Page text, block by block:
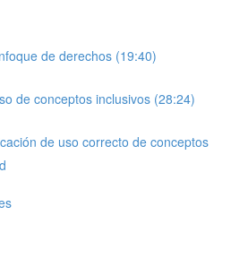
de derechos (19:40)
de conceptos inclusivos (28:24)
de uso correcto de conceptos